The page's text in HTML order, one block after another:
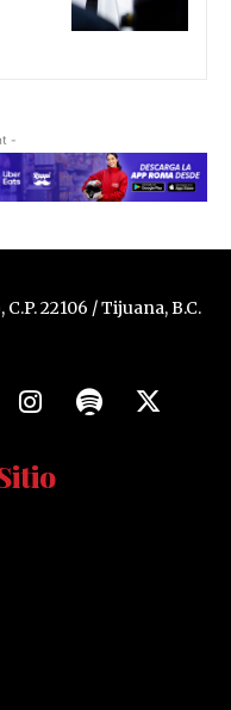
-
22106 / Tijuana, B.C.